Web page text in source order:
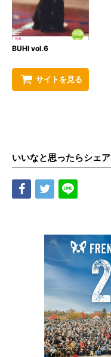
BUHI vol.6
サイトを見る
いいなと思ったらシェア
Share Tweet